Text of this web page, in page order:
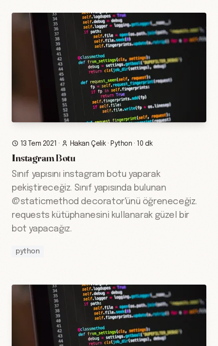
13 Tem 2021 · Hakan Çelik· Python · 10 dk
Instagram Botu
Sınıf yapısını instagram botu yaparak
pekiştireceğiz. Sınıf yapısında bulunan
@staticmethod decorator'ünü öğreneceğiz.
requests kütüphanesini kullanarak güzel bir
bot yapacağız.
python